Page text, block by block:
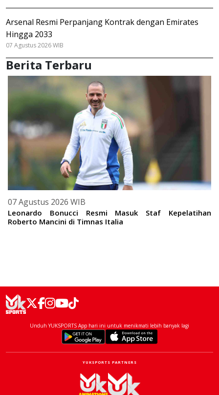
Arsenal Resmi Perpanjang Kontrak dengan Emirates
Hingga 2033
07 Agustus 2026 WIB
Berita Terbaru
07 Agustus 2026 WIB
Leonardo Bonucci Resmi Masuk Staf Kepelatihan
Roberto Mancini di Timnas Italia
Unduh YUKSPORTS App hari ini untuk menikmati lebih banyak lagi
YUKSPORTS PARTNERS